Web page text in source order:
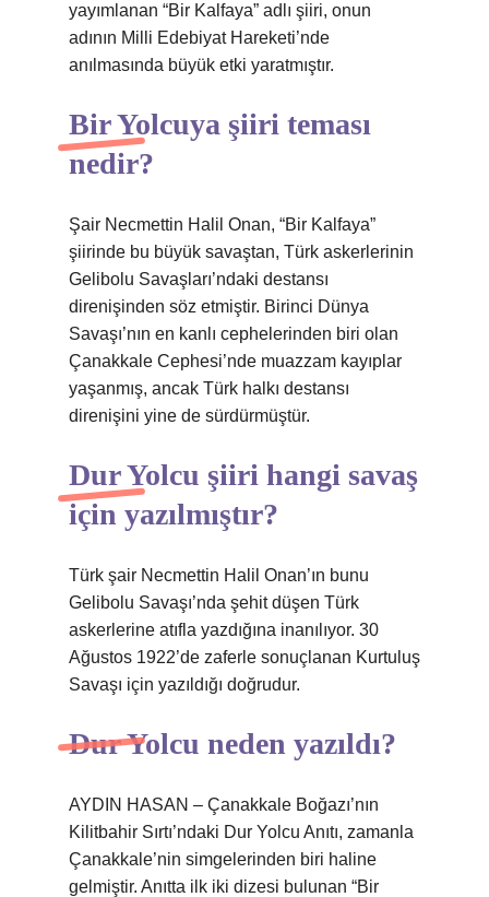
yayımlanan “Bir Kalfaya” adlı şiiri, onun
adının Milli Edebiyat Hareketi’nde
anılmasında büyük etki yaratmıştır.
Bir Yolcuya şiiri teması
nedir?
Şair Necmettin Halil Onan, “Bir Kalfaya”
şiirinde bu büyük savaştan, Türk askerlerinin
Gelibolu Savaşları’ndaki destansı
direnişinden söz etmiştir. Birinci Dünya
Savaşı’nın en kanlı cephelerinden biri olan
Çanakkale Cephesi’nde muazzam kayıplar
yaşanmış, ancak Türk halkı destansı
direnişini yine de sürdürmüştür.
Dur Yolcu şiiri hangi savaş
için yazılmıştır?
Türk şair Necmettin Halil Onan’ın bunu
Gelibolu Savaşı’nda şehit düşen Türk
askerlerine atıfla yazdığına inanılıyor. 30
Ağustos 1922’de zaferle sonuçlanan Kurtuluş
Savaşı için yazıldığı doğrudur.
Dur Yolcu neden yazıldı?
AYDIN ​​HASAN – Çanakkale Boğazı’nın
Kilitbahir Sırtı’ndaki Dur Yolcu Anıtı, zamanla
Çanakkale’nin simgelerinden biri haline
gelmiştir. Anıtta ilk iki dizesi bulunan “Bir